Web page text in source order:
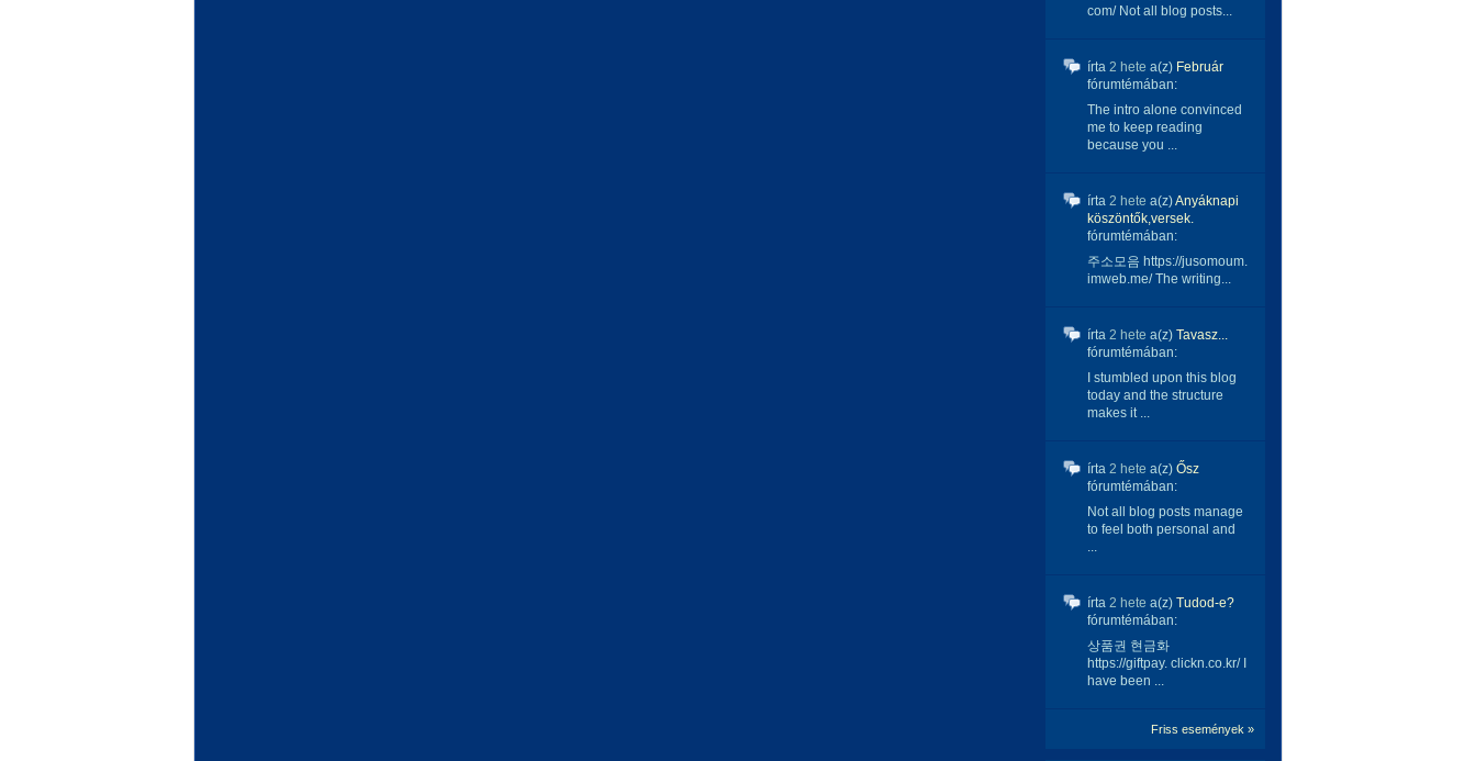
com/ Not all blog posts...
írta 2 hete a(z) Február
fórumtémában:
The intro alone convinced
me to keep reading
because you ...
írta 2 hete a(z)Anyáknapi
köszöntők,versek.
fórumtémában:
주소모음 https://jusomoum.
imweb.me/ The writing...
írta 2 hete a(z) Tavasz...
fórumtémában:
I stumbled upon this blog
today and the structure
makes it ...
írta 2 hete a(z) Ősz
fórumtémában:
Not all blog posts manage
to feel both personal and
...
írta 2 hete a(z) Tudod-e?
fórumtémában:
상품권 현금화
https://giftpay. clickn.co.kr/ I
have been ...
Friss események »